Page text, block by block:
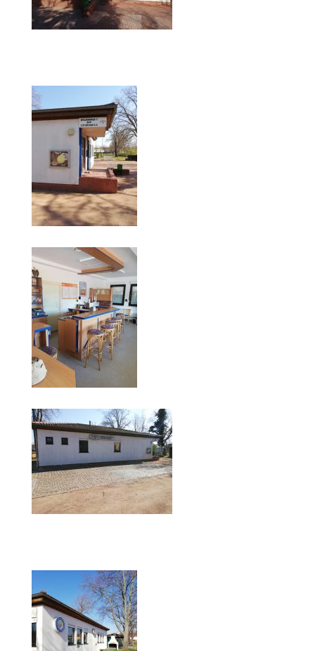
Die Sponsoren
Punktspiele
Punktspiele Wintersaison 2025/2026
Erwachsene
Jugend
TRAINING
Trainingszeiten
Trainer
Platz buchen
Kinder- und Jugendtraining
EVENTS & TURNIERE
Anhalt Open Senioren
4-Städte-Turnier
5. Kreismeisterschaften Anhalt Bitterfeld Kinder und
Jugend 2026
Vereinsturniere 2026